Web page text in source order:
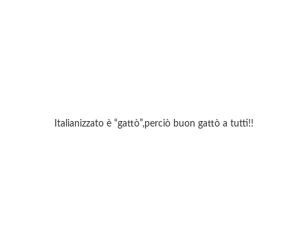
Italianizzato è “gattò”,perciò buon gattò a tutti!!